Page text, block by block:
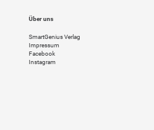
Über uns
SmartGenius Verlag
Impressum
Facebook
Instagram